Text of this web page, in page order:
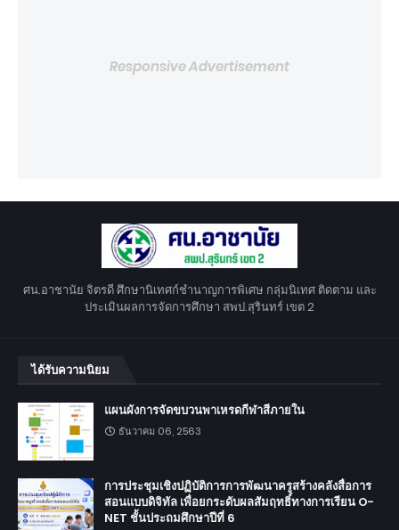
Responsive Advertisement
ศน.อาชานัย จิตรดี ศึกษานิเทศก์ชำนาญการพิเศษ กลุ่มนิเทศ ติดตาม และ
ประเมินผลการจัดการศึกษา สพป.สุรินทร์ เขต 2
ได้รับความนิยม
แผนผังการจัดขบวนพาเหรดกีฬาสีภายใน
ธันวาคม 06, 2563
การประชุมเชิงปฏิบัติการการพัฒนาครูสร้างคลังสื่อการ
สอนแบบดิจิทัล เพื่อยกระดับผลสัมฤทธิ์ทางการเรียน O-
NET ชั้นประถมศึกษาปีที่ 6